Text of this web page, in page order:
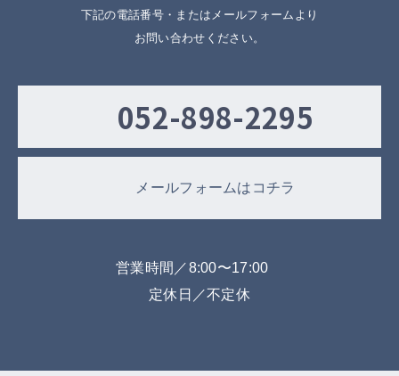
下記の電話番号・またはメールフォームより
お問い合わせください。
052-898-2295
メールフォームはコチラ
営業時間／8:00〜17:00
定休日／不定休